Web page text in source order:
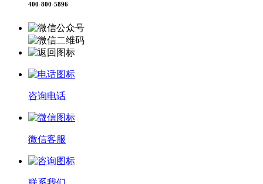
400-800-5896
咨询电话
微信客服